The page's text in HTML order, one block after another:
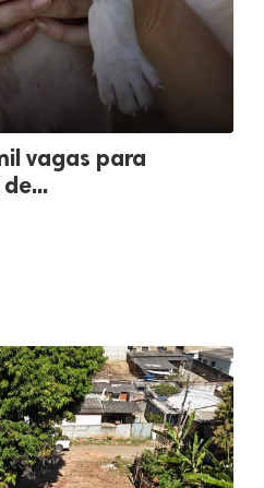
vagas para